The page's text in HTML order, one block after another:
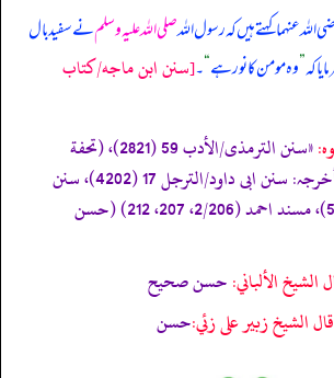
عنہما کہتے ہیں کہرسول اللہصلی اللہ علیہ وسلمنے سفید بال
کہ”وہ مومن کا نور ہے“۔[سنن ابن ماجه/كتاب
«سنن الترمذی/الأدب 59 (2821)، (تحفة
الأشراف: 8783)، وقد أخرجہ: سنن ابی داود/الترجل 17 (4202)، سنن
النسائی/الزینة 13 (5071)، مسند احمد (2/206، 207، 212) (حسن
الشيخ الألباني:حسن صحيح
قال الشيخ زبير على زئي:حسن